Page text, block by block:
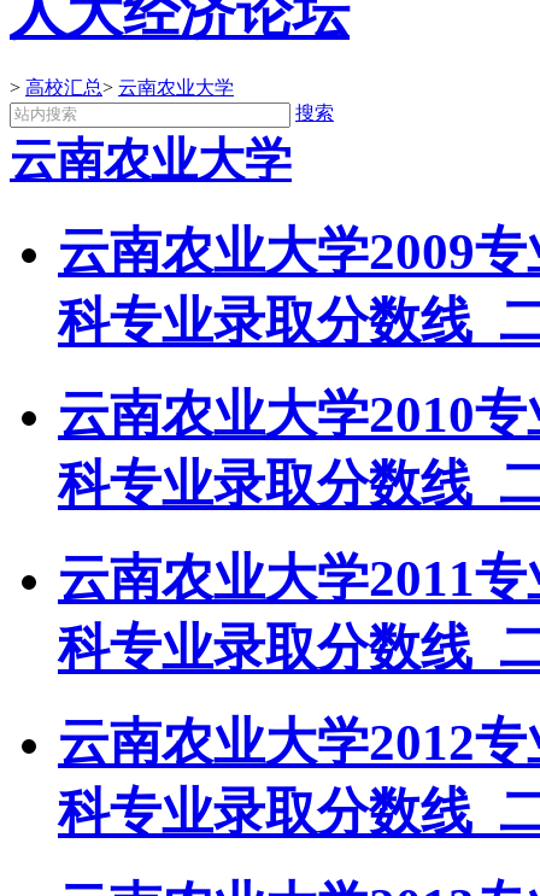
> 高校汇总> 云南农业大学
搜索
云南农业大学
云南农业大学2009
科专业录取分数线_
云南农业大学2010
科专业录取分数线_
云南农业大学2011
科专业录取分数线_
云南农业大学2012
科专业录取分数线_